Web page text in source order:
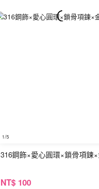
1/5
316鋼飾×愛心圓環×鎖骨項鍊
NT$ 100